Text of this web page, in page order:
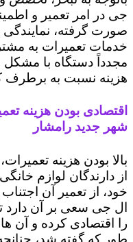
جی در امر تعمیر و
صورت گرفته،
خدمات تعمیرات به
مجدداً دستگاه با
هزینه نسبت به برطرف
اقتصادی بودن هزینه
شهر جدید رامشار
بالا بودن هزینه
از دارندگان لوازم
خود، از تعمیر آن
ال جی سعی بر آن دارد
را اقتصادی کرده و آن ها
طور که گفته شد،